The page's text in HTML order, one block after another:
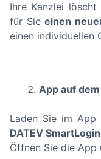
Ihre Kanzlei
für Sie einen
einen individuellen
App auf
Laden Sie im
DATEV
Öffnen Sie die App